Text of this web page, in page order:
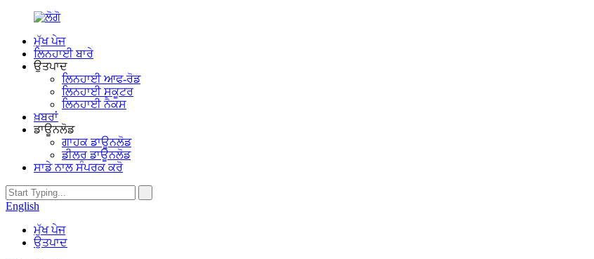
ਮੁੱਖ ਪੇਜ
ਲਿਨਹਾਈ ਬਾਰੇ
ਉਤਪਾਦ
ਲਿਨਹਾਈ ਆਫ-ਰੋਡ
ਲਿਨਹਾਈ ਸਕੂਟਰ
ਲਿਨਹਾਈ ਨੈਕਸ
ਖ਼ਬਰਾਂ
ਡਾਊਨਲੋਡ
ਗਾਹਕ ਡਾਊਨਲੋਡ
ਡੀਲਰ ਡਾਊਨਲੋਡ
ਸਾਡੇ ਨਾਲ ਸੰਪਰਕ ਕਰੋ
English
ਮੁੱਖ ਪੇਜ
ਉਤਪਾਦ